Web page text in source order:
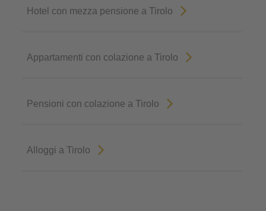
Hotel con mezza pensione a Tirolo
Appartamenti con colazione a Tirolo
Pensioni con colazione a Tirolo
Alloggi a Tirolo